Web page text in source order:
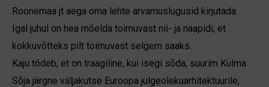
Roonemaa jt aega oma lehte arvamuslugusid kirjutada.
Igal juhul on hea mõelda toimuvast nii- ja naapidi, et
kokkuvõtteks pilt toimuvast selgem saaks.
Kaju tõdeb, et on traagiline, kui isegi sõda, suurim Külma
Sõja järgne väljakutse Euroopa julgeolekuarhitektuurile,